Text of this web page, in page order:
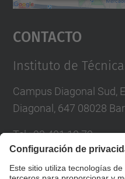
powered by
Contacto
Instituto de
Campus Diagonal Sud,
Diagonal, 647 08028
Tel.:93 401 18 72